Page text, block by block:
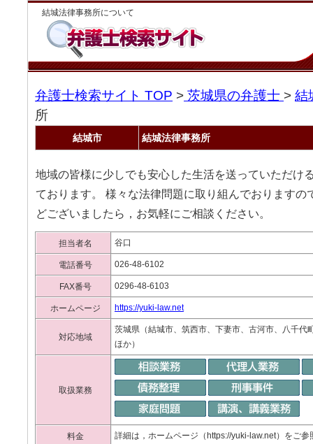
結城法律事務所について
弁護士検索サイト TOP > 茨城県の弁護士 > 結
所
結城市 結城法律事務所
地域の皆様に少しでも安心した生活を送っていただけ
ております。 様々な法律問題に取り組んでおりますの
どございましたら，お気軽にご相談ください。
担当者名 谷口
電話番号 026-48-6102
FAX番号 0296-48-6103
ホームページ https://yuki-law.net
対応地域
茨城県（結城市、筑西市、下妻市、古河市、八千代
ほか）
取扱業務
料金 詳細は，ホームページ（https://yuki-law.net）をご